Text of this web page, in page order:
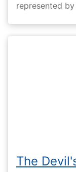
represented
The